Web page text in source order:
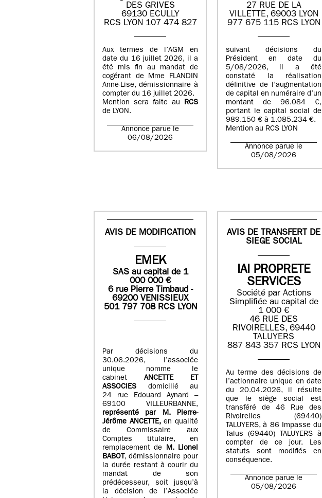
DES GRIVES
69130 ECULLY
RCS LYON 107 474 827
Aux termes de l’AGM en
date du 16 juillet 2026, il a
été mis fin au mandat de
cogérant de Mme FLANDIN
Anne-Lise, démissionnaire à
compter du 16 juillet 2026.
Mention sera faite au RCS
de LYON.
Annonce parue le
06/08/2026
27 RUE DE LA
VILLETTE, 69003 LYON
977 675 115 RCS LYON
suivant décisions du
Président en date du
5/08/2026, il a été
constaté la réalisation
définitive de l’augmentation
de capital en numéraire d’un
montant de 96.084 €,
portant le capital social de
989.150 € à 1.085.234 €.
Mention au RCS LYON
Annonce parue le
05/08/2026
AVIS DE MODIFICATION
EMEK
SASau capital de 1
000 000€
6 rue Pierre Timbaud -
69200 VENISSIEUX
501 797 708 RCS LYON
Par décisions du
30.06.2026, l’associée
unique nomme le
cabinet ANCETTE ET
ASSOCIES
domicilié au
24 rue Edouard Aynard –
69100 VILLEURBANNE,
représenté par M.Pierre-
Jérôme ANCETTE, en qualité
de Commissaire aux
Comptes titulaire, en
remplacement de M.Lionel
BABOT, démissionnaire pour
la durée restant à courir du
mandat de son
prédécesseur, soit jusqu’à
la décision de l’Associée
AVIS DE TRANSFERT DE
SIEGE SOCIAL
IAI PROPRETE
SERVICES
Société par Actions
Simplifiée au capital de
1 000 €
46 RUE DES
RIVOIRELLES, 69440
TALUYERS
887 843 357 RCS LYON
Au terme des décisions de
l’actionnaire unique en date
du 20.04.2026, il résulte
que le siège social est
transféré de 46 Rue des
Rivoirelles (69440)
TALUYERS, à 86 Impasse du
Talus (69440) TALUYERS à
compter de ce jour. Les
statuts sont modifiés en
conséquence.
Annonce parue le
05/08/2026